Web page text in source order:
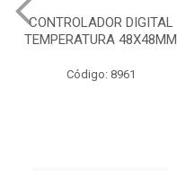
CONTROLADOR DIGITAL
TEMPERATURA 48X48MM
Código: 8961